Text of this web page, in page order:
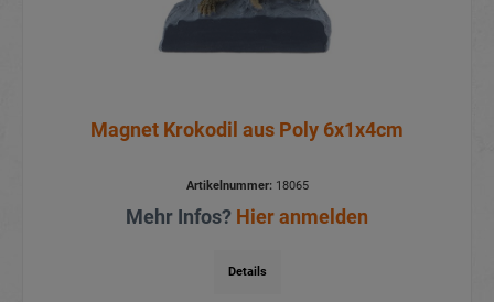
Magnet Krokodil aus Poly 6x1x4cm
Artikelnummer:18065
Mehr Infos? Hier anmelden
Details